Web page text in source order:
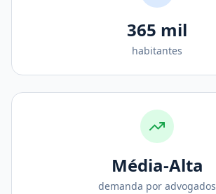
365 mil
habitantes
Média-Alta
demanda por advogados